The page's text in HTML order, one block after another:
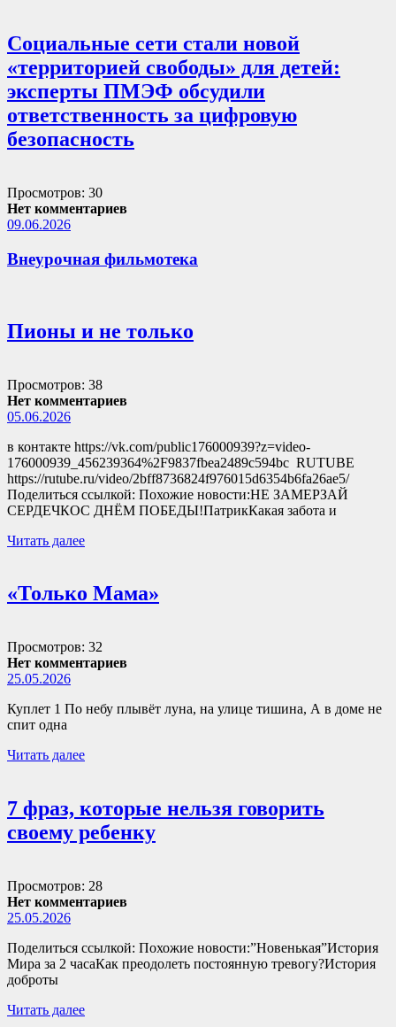
Социальные сети стали новой
«территорией свободы» для детей:
эксперты ПМЭФ обсудили
ответственность за цифровую
безопасность
Просмотров: 30
Нет комментариев
09.06.2026
Внеурочная фильмотека
Пионы и не только
Просмотров: 38
Нет комментариев
05.06.2026
в контакте https://vk.com/public176000939?z=video-
176000939_456239364%2F9837fbea2489c594bc RUTUBE
https://rutube.ru/video/2bff8736824f976015d6354b6fa26ae5/
Поделиться ссылкой: Похожие новости:НЕ ЗАМЕРЗАЙ
СЕРДЕЧКОС ДНЁМ ПОБЕДЫ!ПатрикКакая забота и
Читать далее
«Только Мама»
Просмотров: 32
Нет комментариев
25.05.2026
Куплет 1 По небу плывёт луна, на улице тишина, А в доме не
спит одна
Читать далее
7 фраз, которые нельзя говорить
своему ребенку
Просмотров: 28
Нет комментариев
25.05.2026
Поделиться ссылкой: Похожие новости:”Новенькая”История
Мира за 2 часаКак преодолеть постоянную тревогу?История
доброты
Читать далее